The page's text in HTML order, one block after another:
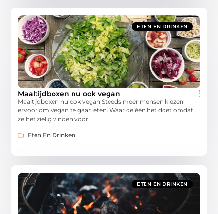
ETEN EN DRINKEN
Maaltijdboxen nu ook vegan
Maaltijdboxen nu ook vegan Steeds meer mensen kiezen
ervoor om vegan te gaan eten. Waar de één het doet omdat
ze het zielig vinden voor
Eten En Drinken
ETEN EN DRINKEN